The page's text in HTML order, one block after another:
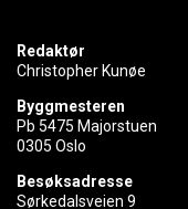
Redaktør
Christopher Kunøe
Byggmesteren
Pb 5475 Majorstuen
0305 Oslo
Besøksadresse
Sørkedalsveien 9